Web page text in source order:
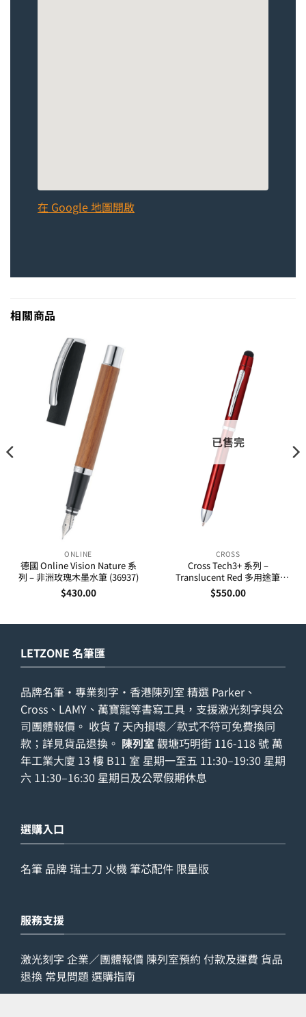
在 Google 地圖開啟
相關商品
ONLINE
德國 Online Vision Nature 系
列 – 非洲玫瑰木墨水筆 (36937)
$430.00
已售完
CROSS
Cross Tech3+ 系列 –
Translucent Red 多用途筆
(AT0090-13)
$550.00
LETZONE 名筆匯
品牌名筆・專業刻字・香港陳列室 精選 Parker、
Cross、LAMY、萬寶龍等書寫工具，支援激光刻字與公
司團體報價。 收貨 7 天內損壞／款式不符可免費換同
款；詳見貨品退換 。 陳列室 觀塘巧明街 116-118 號 萬
年工業大廈 13 樓 B11 室 星期一至五 11:30–19:30 星期
六 11:30–16:30 星期日及公眾假期休息
選購入口
名筆 品牌瑞士刀 火機 筆芯配件 限量版
服務支援
激光刻字 企業／團體報價 陳列室預約 付款及運費 貨品
退換 常見問題 選購指南